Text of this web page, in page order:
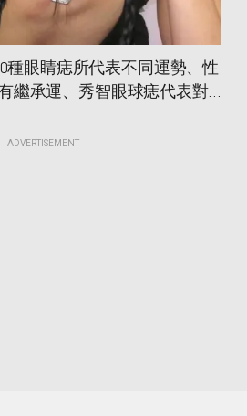
種眼睛痣所代表不同運勢、性
繼承運、秀智眼球痣代表對
ADVERTISEMENT